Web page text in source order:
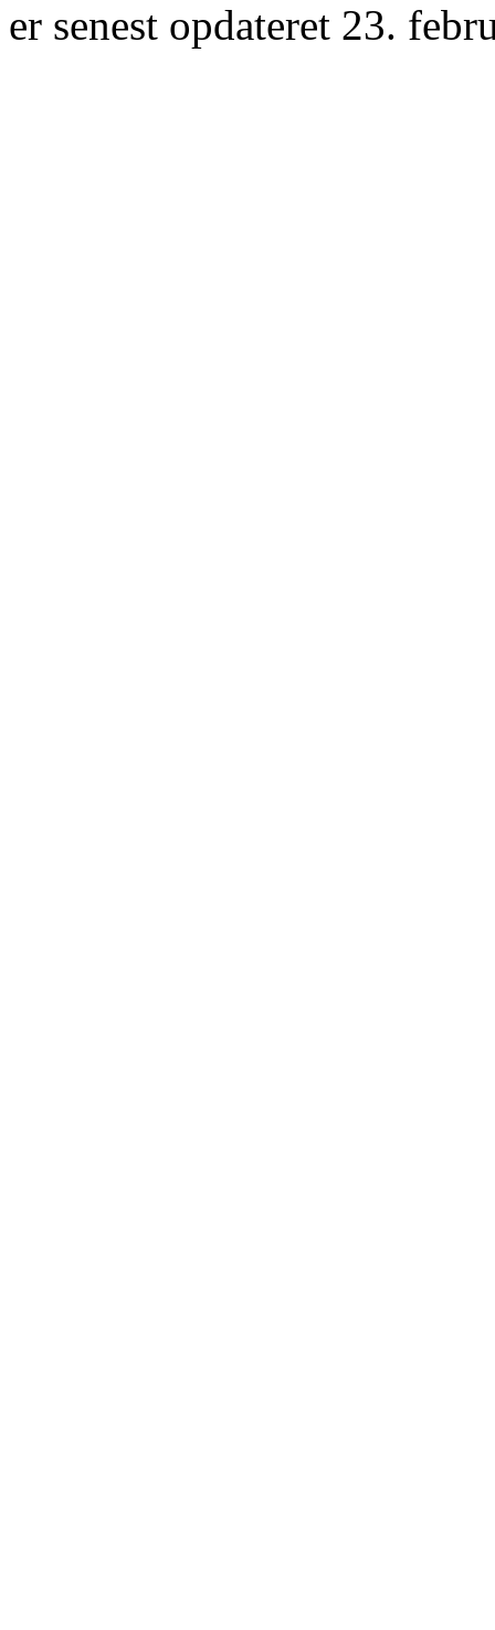
er senest opdateret 23.